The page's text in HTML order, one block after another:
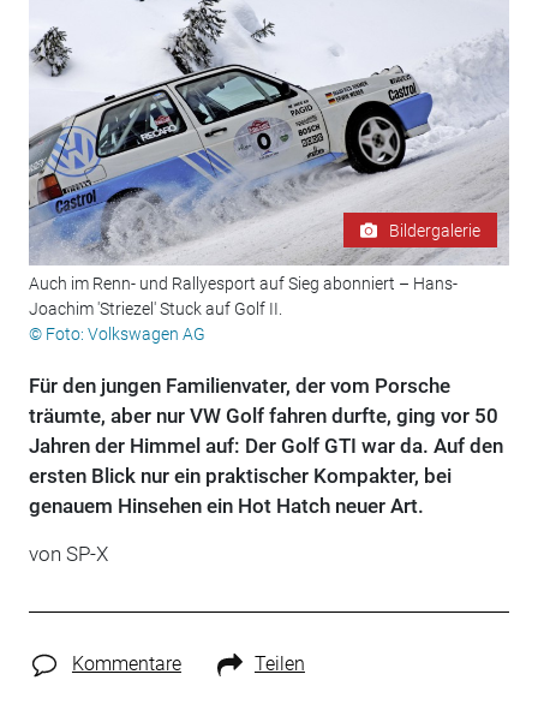
Bildergalerie
Auch im Renn- und Rallyesport auf Sieg abonniert – Hans-
Joachim 'Striezel' Stuck auf Golf II.
© Foto: Volkswagen AG
Für den jungen Familienvater, der vom Porsche
träumte, aber nur VW Golf fahren durfte, ging vor 50
Jahren der Himmel auf: Der Golf GTI war da. Auf den
ersten Blick nur ein praktischer Kompakter, bei
genauem Hinsehen ein Hot Hatch neuer Art.
von SP-X
Kommentare Teilen